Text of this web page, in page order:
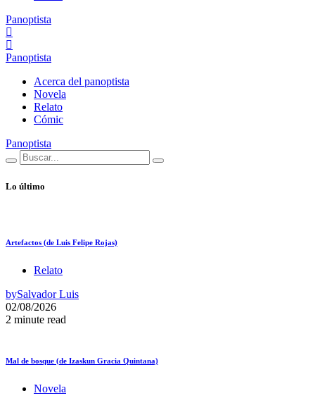
Panoptista
Panoptista
Acerca del panoptista
Novela
Relato
Cómic
Panoptista
Lo último
Artefactos (de Luis Felipe Rojas)
Relato
bySalvador Luis
02/08/2026
2 minute read
Mal de bosque (de Izaskun Gracia Quintana)
Novela